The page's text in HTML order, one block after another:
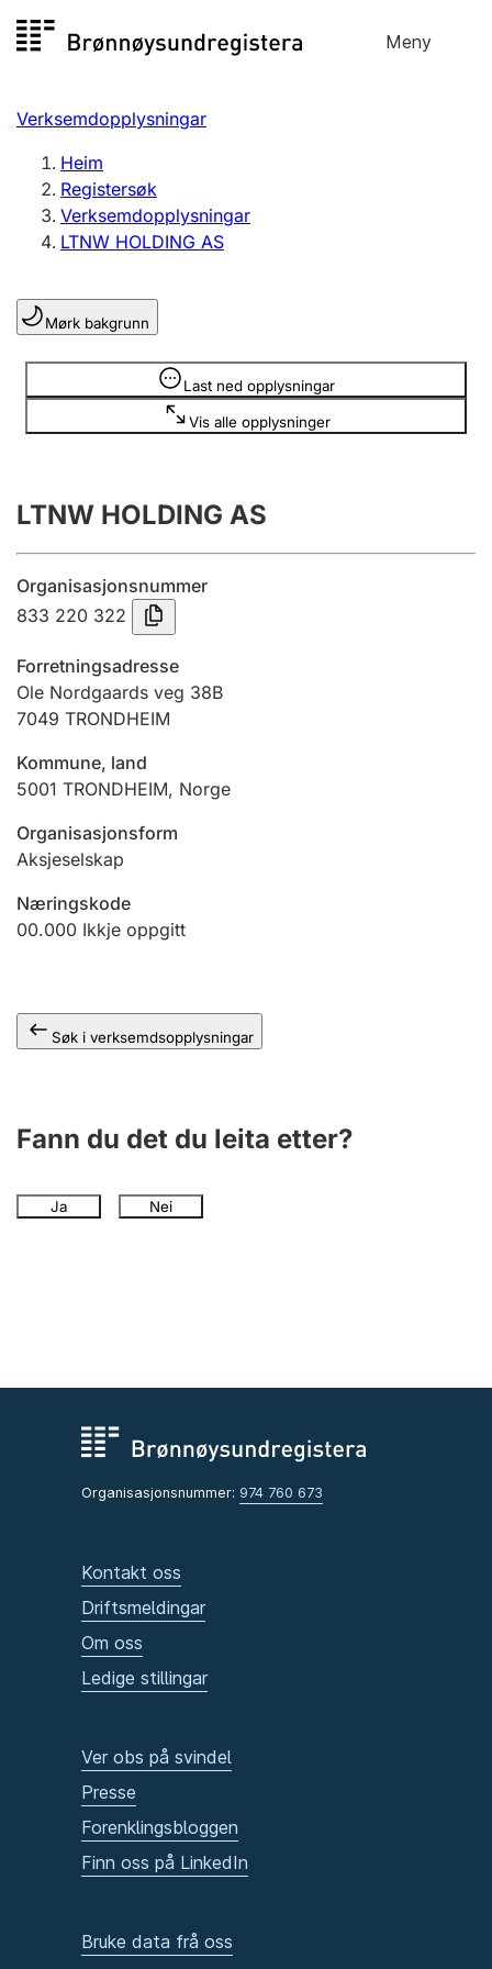
til
Meny
Registersøk
Aksjeselskap
Enkeltpersonføretak
Registrere, endre, slette
Lag og foreining
Registrere, endre, slette
Årsrekneskap
Innsending og forseinkingsgebyr
Jeger
Ektepaktrettleiaren
Andre tema
Verksemdopplysningar
Heim
Registersøk
Verksemdopplysningar
LTNW HOLDING AS
Mørk bakgrunn
Last ned opplysningar
Vis alle opplysninger
Opplysninger er skjult
LTNW HOLDING AS
Organisasjonsnummer
833 220 322
Forretningsadresse
Ole Nordgaards veg 38B
7049 TRONDHEIM
Kommune, land
5001 TRONDHEIM, Norge
Organisasjonsform
Aksjeselskap
Næringskode
00.000 Ikkje oppgitt
Søk i verksemdsopplysningar
Fann du det du leita etter?
Ja Nei
Organisasjonsnummer: 974 760 673
Kontakt oss
Driftsmeldingar
Om oss
Ledige stillingar
Ver obs på svindel
Presse
Forenklingsbloggen
Finn oss på LinkedIn
Bruke data frå oss